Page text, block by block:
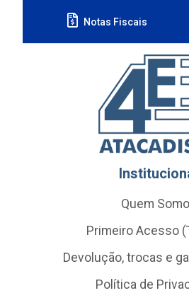
Notas Fiscais
Quem
Primeiro Acesso
Devolução, trocas e
Política de